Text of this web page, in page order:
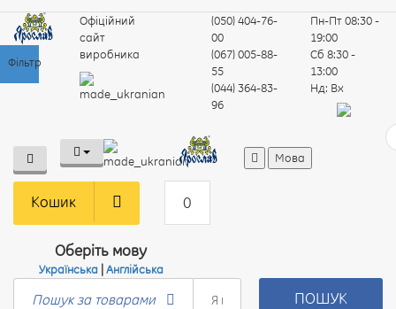
Фільтр
Офіційний
сайт
виробника
(050) 404-76-
00
(067) 005-88-
55
(044) 364-83-
96
Пн-Пт08:30 -
19:00
Сб 8:30 -
13:00
Нд: Вх
Мова
Пошук за товарами ПОШУК
Кошик 0
Оберіть мову
Українська| Англійська